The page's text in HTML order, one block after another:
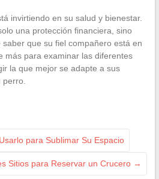
invirtiendo en su salud y bienestar.
una protección financiera, sino
que su fiel compañero está en
más para examinar las diferentes
la que mejor se adapte a sus
para Sublimar Su Espacio
Sitios para Reservar un Crucero →